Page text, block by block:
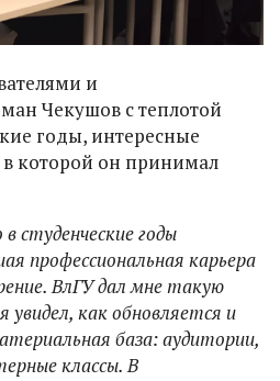
и
Чекушов с теплотой
годы, интересные
которой он принимал
студенческие годы
профессиональная карьера
ВлГУ дал мне такую
увидел, как обновляется и
база: аудитории,
классы. В